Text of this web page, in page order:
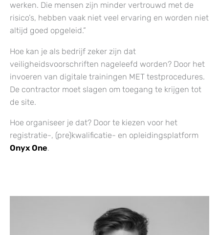
werken. Die mensen zijn minder vertrouwd met de
risico’s, hebben vaak niet veel ervaring en worden niet
altijd goed opgeleid.”
Hoe kan je als bedrijf zeker zijn dat
veiligheidsvoorschriften nageleefd worden? Door het
invoeren van digitale trainingen MET testprocedures.
De contractor moet slagen om toegang te krijgen tot
de site.
Hoe organiseer je dat? Door te kiezen voor het
registratie-, (pre)kwalificatie- en opleidingsplatform
Onyx One.